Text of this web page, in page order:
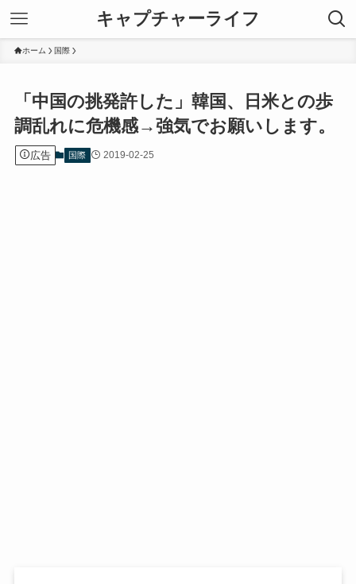
キャプチャーライフ
ホーム 国際
「中国の挑発許した」韓国、日米との歩
調乱れに危機感→強気でお願いします。
広告 国際 2019-02-25